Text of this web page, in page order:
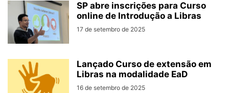
SP abre inscrições para Curso
online de Introdução a Libras
17 de setembro de 2025
Lançado Curso de extensão em
Libras na modalidade EaD
16 de setembro de 2025